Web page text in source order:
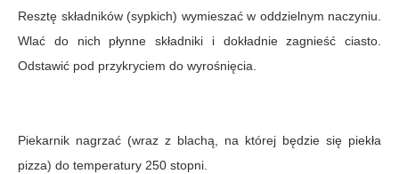
Resztę składników (sypkich) wymieszać w oddzielnym naczyniu.
Wlać do nich płynne składniki i dokładnie zagnieść ciasto.
Odstawić pod przykryciem do wyrośnięcia.
Piekarnik nagrzać (wraz z blachą, na której będzie się piekła
pizza) do temperatury 250 stopni.